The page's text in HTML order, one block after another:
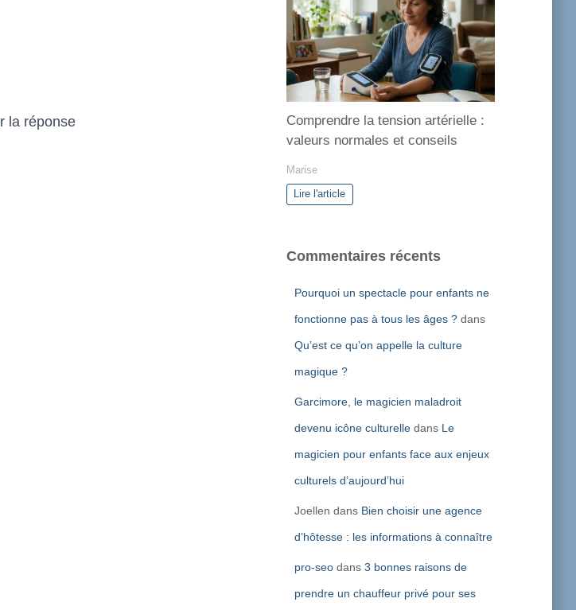
la réponse
Comprendre la tension artérielle :
valeurs normales et conseils
Marise
Lire l'article
Commentaires récents
Pourquoi un spectacle pour enfants ne
fonctionne pas à tous les âges ?dans
Qu’est ce qu’on appelle la culture
magique ?
Garcimore, le magicien maladroit
devenu icône culturelledans Le
magicien pour enfants face aux enjeux
culturels d’aujourd’hui
Joellen dans Bien choisir une agence
d’hôtesse : les informations à connaître
pro-seodans 3 bonnes raisons de
prendre un chauffeur privé pour ses